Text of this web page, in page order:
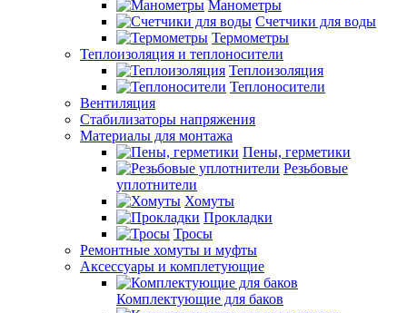
Манометры
Счетчики для воды
Термометры
Теплоизоляция и теплоносители
Теплоизоляция
Теплоносители
Вентиляция
Стабилизаторы напряжения
Материалы для монтажа
Пены, герметики
Резьбовые
уплотнители
Хомуты
Прокладки
Тросы
Ремонтные хомуты и муфты
Аксессуары и комплетующие
Комплектующие для баков